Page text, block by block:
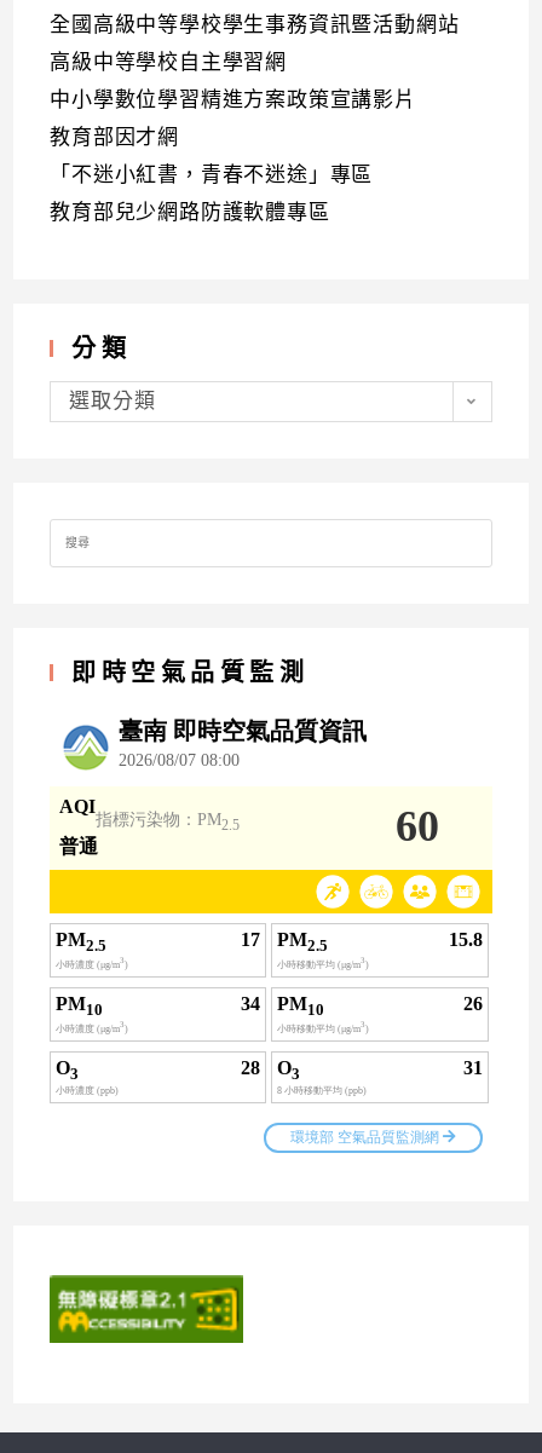
全國高級中等學校學生事務資訊暨活動網站
高級中等學校自主學習網
中小學數位學習精進方案政策宣講影片
教育部因才網
「不迷小紅書，青春不迷途」專區
教育部兒少網路防護軟體專區
分類
分
類選取分類
Search
for:
即時空氣品質監測